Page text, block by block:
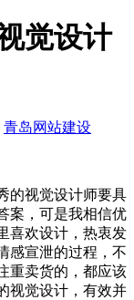
觉设计
青岛网站建设
的视觉设计师要具
案，可是我相信优
喜欢设计，热衷发
感宣泄的过程，不
重卖货的，都应该
视觉设计，有效并